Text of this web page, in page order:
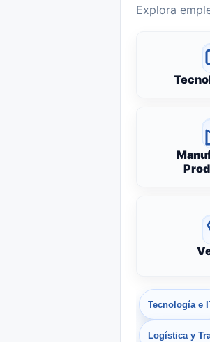
Explora
Tecnología e
Logística y